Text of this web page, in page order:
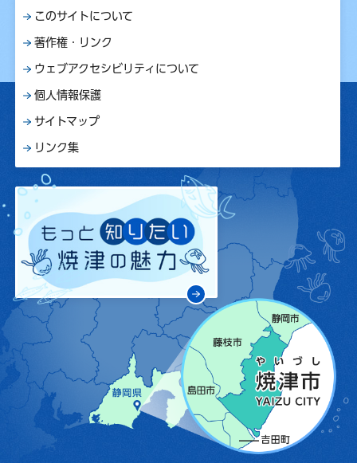
このサイトについて
著作権・リンク
ウェブアクセシビリティについて
個人情報保護
サイトマップ
リンク集